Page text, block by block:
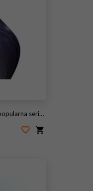
Nice Design